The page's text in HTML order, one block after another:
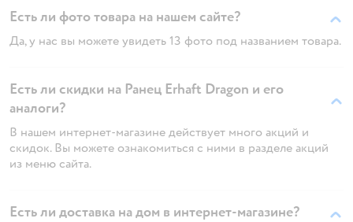
Есть ли фото товара на нашем сайте?
Да, у нас вы можете увидеть 13 фото под названием товара.
Есть ли скидки на Ранец Erhaft Dragon и его
аналоги?
В нашем интернет-магазине действует много акций и
скидок. Вы можете ознакомиться с ними в разделе акций
из меню сайта.
Есть ли доставка на дом в интернет-магазине?